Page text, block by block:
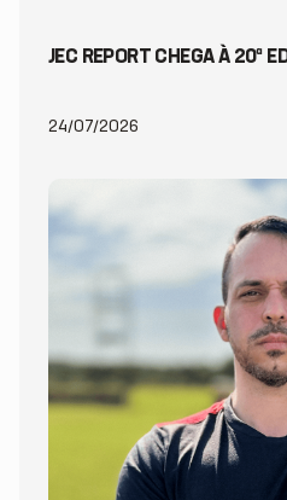
JEC REPORT CHEGA À 20ª
24/07/2026